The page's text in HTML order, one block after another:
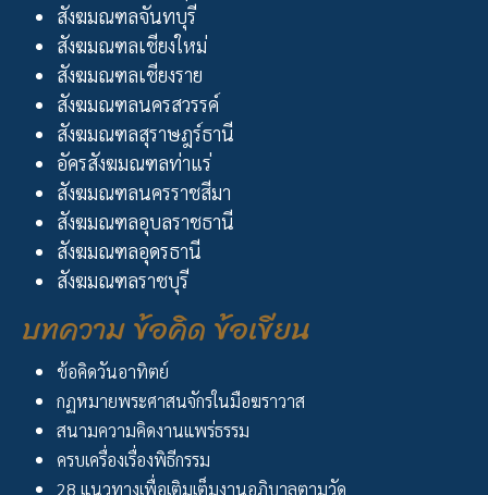
สังฆมณฑลจันทบุรี
สังฆมณฑลเชียงใหม่
สังฆมณฑลเชียงราย
สังฆมณฑลนครสวรรค์
สังฆมณฑลสุราษฎร์ธานี
อัครสังฆมณฑลท่าแร่
สังฆมณฑลนครราชสีมา
สังฆมณฑลอุบลราชธานี
สังฆมณฑลอุดรธานี
สังฆมณฑลราชบุรี
บทความ ข้อคิด ข้อเขียน
ข้อคิดวันอาทิตย์
กฏหมายพระศาสนจักรในมือฆราวาส
สนามความคิดงานแพร่ธรรม
ครบเครื่องเรื่องพิธีกรรม
28 แนวทางเพื่อเติมเต็มงานอภิบาลตามวัด